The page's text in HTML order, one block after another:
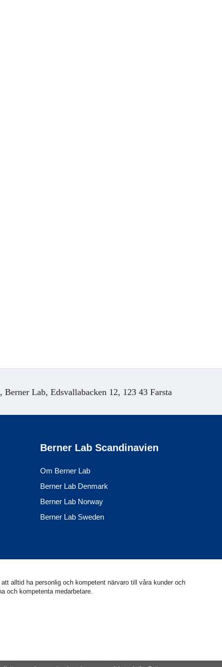
Berner Lab, Edsvallabacken 12, 123 43 Farsta
Berner Lab Scandinavien
Om Berner Lab
Berner Lab Denmark
Berner Lab Norway
Berner Lab Sweden
alltid ha personlig och kompetent närvaro till våra kunder och
och kompetenta medarbetare.